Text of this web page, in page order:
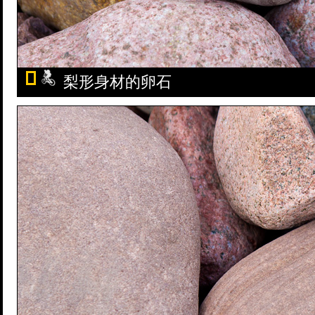
梨形身材的卵石